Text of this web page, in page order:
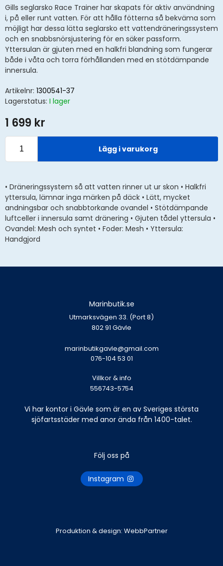
Gills seglarsko Race Trainer har skapats för aktiv användning
i, på eller runt vatten. För att hålla fötterna så bekväma som
möjligt har dessa lätta seglarsko ett vattendräneringssystem
och en snabbsnörsjustering för en säker passform.
Yttersulan är gjuten med en halkfri blandning som fungerar
både i våta och torra förhållanden med en stötdämpande
innersula.
Artikelnr: 1300541-37
Lagerstatus: I lager
1 699 kr
Lägg i varukorg
• Dräneringssystem så att vatten rinner ut ur skon • Halkfri
yttersula, lämnar inga märken på däck • Lätt, mycket
andningsbar och snabbtorkande ovandel • Stötdämpande
luftceller i innersula samt dränering • Gjuten tådel yttersula •
Ovandel: Mesh och syntet • Foder: Mesh • Yttersula:
Handgjord
Marinbutik.se
Utmarksvägen 33. (Port 8)
802 91 Gävle
marinbutikgavle@gmail.com
076-104 53 01
Villkor & info
556743-5754
Vi har kontor i Gävle som är en av Sveriges största
sjöfartsstäder med anor ända från 1400-talet.
Följ oss på
Instagram
Produktion & design: WebbPartner